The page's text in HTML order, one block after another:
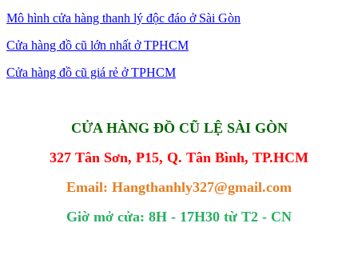
Mô hình cửa hàng thanh lý độc đáo ở Sài Gòn
Cửa hàng đồ cũ lớn nhất ở TPHCM
Cửa hàng đồ cũ giá rẻ ở TPHCM
CỬA HÀNG ĐỒ CŨ LỆ SÀI GÒN
327 Tân Sơn, P15, Q. Tân Bình, TP.HCM
Email: Hangthanhly327@gmail.com
Giờ mở cửa: 8H - 17H30 từ T2 - CN